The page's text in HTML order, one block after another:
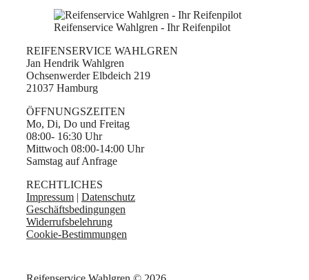
Reifenservice Wahlgren - Ihr Reifenpilot
REIFENSERVICE WAHLGREN
Jan Hendrik Wahlgren
Ochsenwerder Elbdeich 219
21037 Hamburg
ÖFFNUNGSZEITEN
Mo, Di, Do und Freitag
08:00- 16:30 Uhr
Mittwoch 08:00-14:00 Uhr
Samstag auf Anfrage
RECHTLICHES
Impressum | Datenschutz
Geschäftsbedingungen
Widerrufsbelehrung
Cookie-Bestimmungen